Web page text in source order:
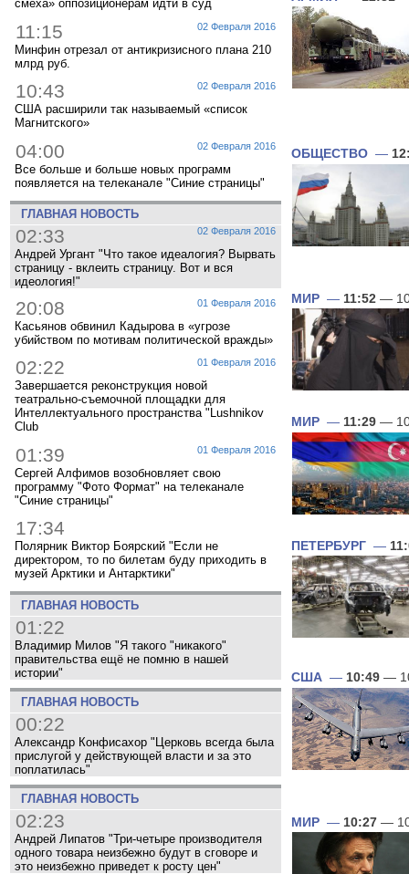
смеха» оппозиционерам идти в суд
02 Февраля 2016
11:15
Минфин отрезал от антикризисного плана 210
млрд руб.
02 Февраля 2016
10:43
США расширили так называемый «список
Магнитского»
02 Февраля 2016
04:00
Все больше и больше новых программ
появляется на телеканале "Синие страницы"
ГЛАВНАЯ НОВОСТЬ
02 Февраля 2016
02:33
Андрей Ургант "Что такое идеалогия? Вырвать
страницу - вклеить страницу. Вот и вся
идеология!"
01 Февраля 2016
20:08
Касьянов обвинил Кадырова в «угрозе
убийством по мотивам политической вражды»
01 Февраля 2016
02:22
Завершается реконструкция новой
театрально-съемочной площадки для
Интеллектуального пространства "Lushnikov
Club
01 Февраля 2016
01:39
Сергей Алфимов возобновляет свою
программу "Фото Формат" на телеканале
"Синие страницы"
17:34
Полярник Виктор Боярский "Если не
директором, то по билетам буду приходить в
музей Арктики и Антарктики"
ГЛАВНАЯ НОВОСТЬ
01:22
Владимир Милов "Я такого "никакого"
правительства ещё не помню в нашей
истории"
ГЛАВНАЯ НОВОСТЬ
00:22
Александр Конфисахор "Церковь всегда была
прислугой у действующей власти и за это
поплатилась"
ГЛАВНАЯ НОВОСТЬ
02:23
Андрей Липатов "Три-четыре производителя
одного товара неизбежно будут в сговоре и
это неизбежно приведет к росту цен"
ОБЩЕСТВО —
МИР — 11:52 —
МИР — 11:29 —
ПЕТЕРБУРГ —
США — 10:49 —
МИР — 10:27 —